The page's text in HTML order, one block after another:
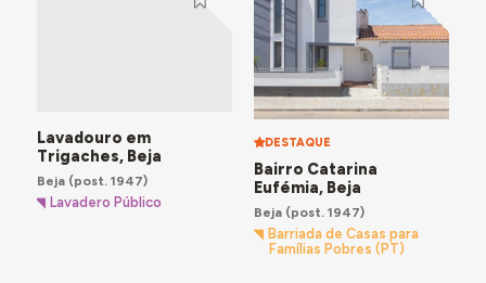
Lavadouro em
Trigaches, Beja
Beja(post. 1947)
Lavadero Público
DESTAQUE
Bairro Catarina
Eufémia, Beja
Beja(post. 1947)
Barriada de Casas para
Famílias Pobres (PT)